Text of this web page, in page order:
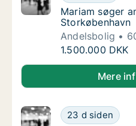
Mariam søger
Mariam søger
Storkøbenhavn
Andelsbolig
Mariam søger
1.500.000 DKK
Mariam søger
Mere
Ane søger
23 d siden